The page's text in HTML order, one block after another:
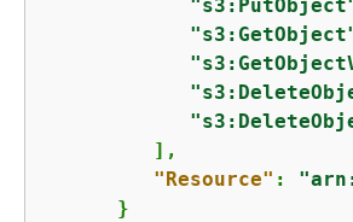
         ],
"Resource" :
      }